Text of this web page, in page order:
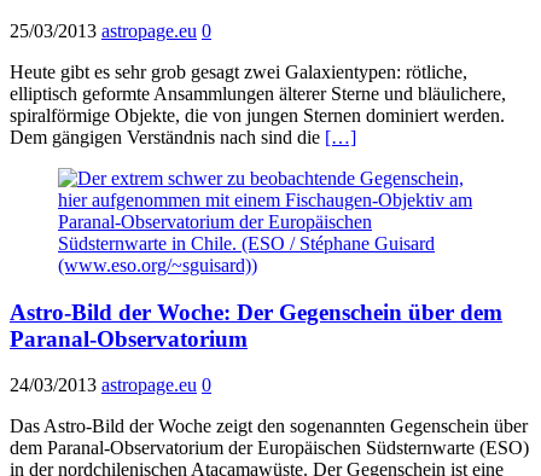
25/03/2013 astropage.eu 0
Heute gibt es sehr grob gesagt zwei Galaxientypen: rötliche,
elliptisch geformte Ansammlungen älterer Sterne und bläulichere,
spiralförmige Objekte, die von jungen Sternen dominiert werden.
Dem gängigen Verständnis nach sind die […]
Astro-Bild der Woche: Der Gegenschein über dem
Paranal-Observatorium
24/03/2013 astropage.eu 0
Das Astro-Bild der Woche zeigt den sogenannten Gegenschein über
dem Paranal-Observatorium der Europäischen Südsternwarte (ESO)
in der nordchilenischen Atacamawüste. Der Gegenschein ist eine